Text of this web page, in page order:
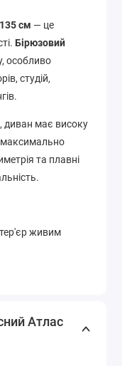
135 см — це
Бірюзовий
особливо
студій,
диван має високу
та плавні
живим
до класики
Атлас